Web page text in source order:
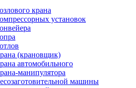
крана
установок
(крановщик)
автомобильного
манипулятора
машины